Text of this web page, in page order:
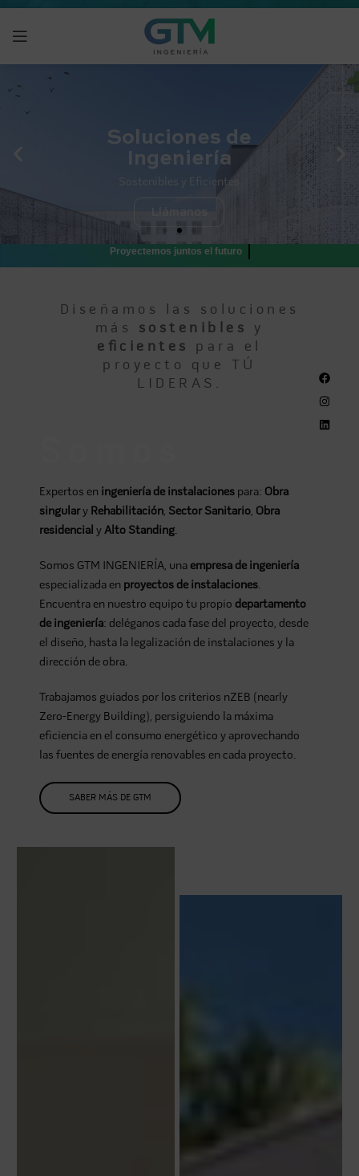
Ingeniería
Sostenibles y Eficientes
Llámanos
Proyectemos juntos el futuro
Diseñamos las soluciones
más sostenibles
y
eficientes
para el
proyecto que TÚ
LIDERAS.
Expertos en ingeniería de instalaciones para: Obra
singulary Rehabilitación, Sector Sanitario, Obra
residencial yAlto Standing.
Somos GTM INGENIERÍA, una empresa de ingeniería
especializada en proyectos de instalaciones.
Encuentra en nuestro equipo tu propio departamento
de ingeniería: deléganos cada fase del proyecto, desde
el diseño, hasta la legalización de instalaciones y la
dirección de obra.
Trabajamos guiados por los criterios nZEB (nearly
Zero-Energy Building), persiguiendo la máxima
eficiencia en el consumo energético y aprovechando
las fuentes de energía renovables en cada proyecto.
SABER MÁS DE GTM